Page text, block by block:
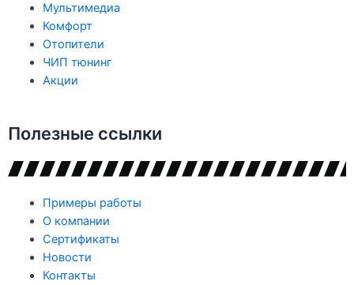
Мультимедиа
Комфорт
Отопители
ЧИП тюнинг
Акции
Полезные ссылки
Примеры работы
О компании
Сертификаты
Новости
Контакты